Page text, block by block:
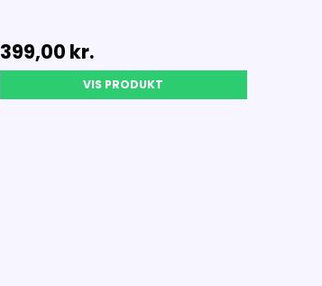
399,00 kr.
VIS PRODUKT